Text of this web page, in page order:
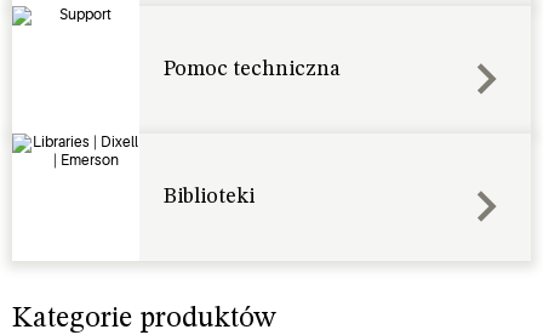
Pomoc techniczna
Biblioteki
Kategorie produktów